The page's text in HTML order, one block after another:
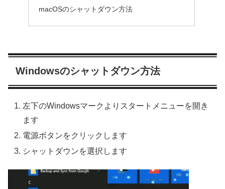
macOSのシャットダウン方法
Windowsのシャットダウン方法
左下のWindowsマークよりスタートメニューを開き
ます
電源ボタンをクリックします
シャットダウンを選択します